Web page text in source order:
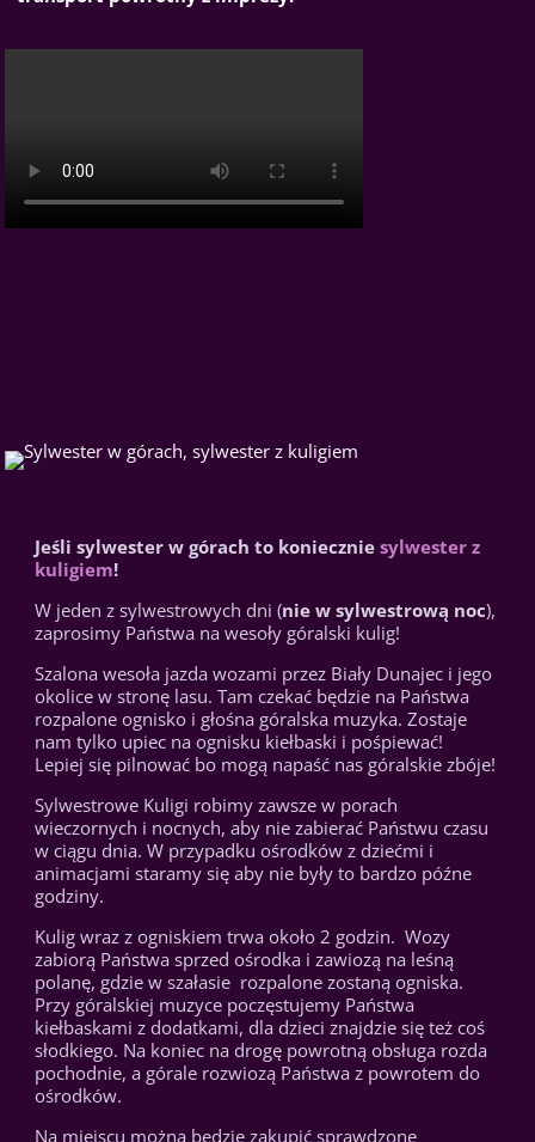
Jeśli sylwester w górach to konieczniesylwester z
kuligiem!
W jeden z sylwestrowych dni (nie w sylwestrową noc),
zaprosimy Państwa na wesoły góralski kulig!
Szalona wesoła jazda wozami przez Biały Dunajec i jego
okolice w stronę lasu. Tam czekać będzie na Państwa
rozpalone ognisko i głośna góralska muzyka. Zostaje
nam tylko upiec na ognisku kiełbaski i pośpiewać!
Lepiej się pilnować bo mogą napaść nas góralskie zbóje!
Sylwestrowe Kuligi robimy zawsze w porach
wieczornych i nocnych, aby nie zabierać Państwu czasu
w ciągu dnia. W przypadku ośrodków z dziećmi i
animacjami staramy się aby nie były to bardzo późne
godziny.
Kulig wraz z ogniskiem trwa około 2 godzin. Wozy
zabiorą Państwa sprzed ośrodka i zawiozą na leśną
polanę, gdzie w szałasie rozpalone zostaną ogniska.
Przy góralskiej muzyce poczęstujemy Państwa
kiełbaskami z dodatkami, dla dzieci znajdzie się też coś
słodkiego. Na koniec na drogę powrotną obsługa rozda
pochodnie, a górale rozwiozą Państwa z powrotem do
ośrodków.
Na miejscu można będzie zakupić sprawdzone